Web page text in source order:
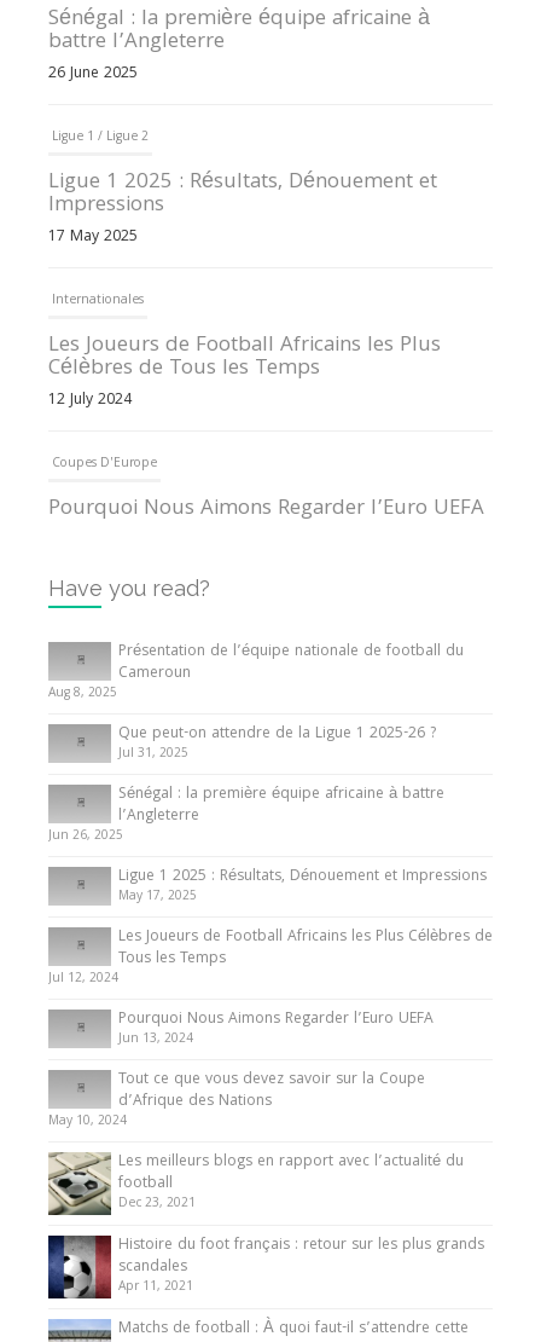
Sénégal : la première équipe africaine à
battre l’Angleterre
26 June 2025
Ligue 1 / Ligue 2
Ligue 1 2025 : Résultats, Dénouement et
Impressions
17 May 2025
Internationales
Les Joueurs de Football Africains les Plus
Célèbres de Tous les Temps
12 July 2024
Coupes D'Europe
Pourquoi Nous Aimons Regarder l’Euro UEFA
Internationales
Tout ce que vous devez savoir sur la Coupe
d’Afrique des Nations
10 May 2024
Internationales
Présentation de l’équipe nationale de football
du Cameroun
8 August 2025
Have you read?
Présentation de l’équipe nationale de football du
Cameroun
Aug 8, 2025
Que peut-on attendre de la Ligue 1 2025-26 ?
Jul 31, 2025
Sénégal : la première équipe africaine à battre
l’Angleterre
Jun 26, 2025
Ligue 1 2025 : Résultats, Dénouement et Impressions
May 17, 2025
Les Joueurs de Football Africains les Plus Célèbres de
Tous les Temps
Jul 12, 2024
Pourquoi Nous Aimons Regarder l’Euro UEFA
Jun 13, 2024
Tout ce que vous devez savoir sur la Coupe
d’Afrique des Nations
May 10, 2024
Les meilleurs blogs en rapport avec l’actualité du
football
Dec 23, 2021
Histoire du foot français : retour sur les plus grands
scandales
Apr 11, 2021
Matchs de football : À quoi faut-il s’attendre cette